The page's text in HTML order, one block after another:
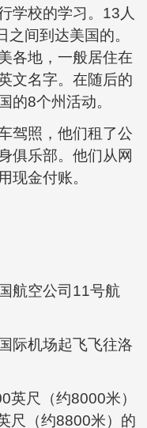
学校的学习。13人
间到达美国的。
各地，一般居住在
文名字。在随后的
的8个州活动。
驾照，他们租了公
俱乐部。他们从网
现金付账。
航空公司11号航
际机场起飞飞往洛
英尺（约8000米）
尺（约8800米）的